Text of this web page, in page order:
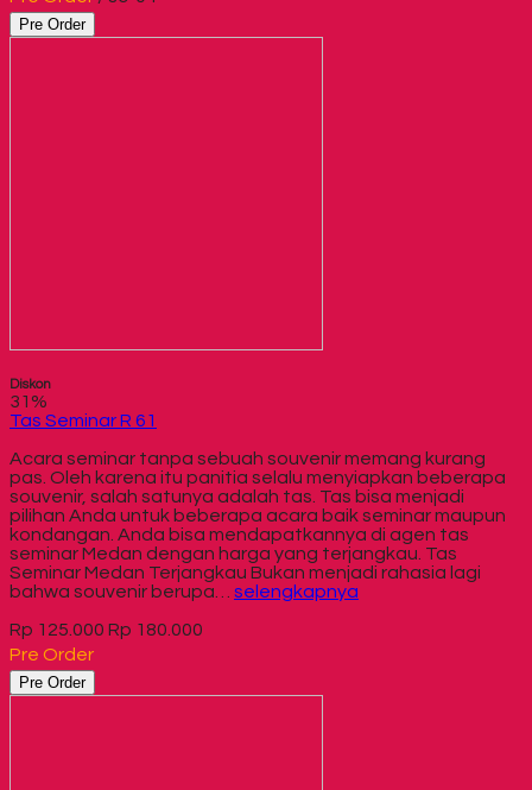
Pre Order
Diskon
31%
Tas Seminar R 61
Acara seminar tanpa sebuah souvenir memang kurang
pas. Oleh karena itu panitia selalu menyiapkan beberapa
souvenir, salah satunya adalah tas. Tas bisa menjadi
pilihan Anda untuk beberapa acara baik seminar maupun
kondangan. Anda bisa mendapatkannya di agen tas
seminar Medan dengan harga yang terjangkau. Tas
Seminar Medan Terjangkau Bukan menjadi rahasia lagi
bahwa souvenir berupa… selengkapnya
Rp 125.000 Rp 180.000
Pre Order
Pre Order